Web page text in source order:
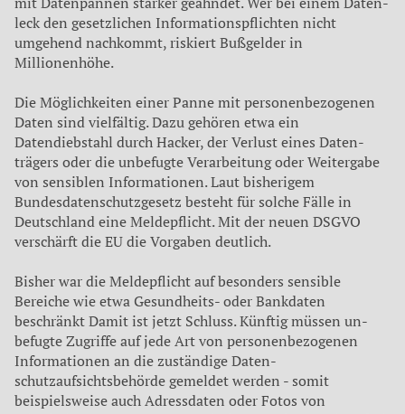
leck den gesetzlichen Informati­onspflichten nicht
umgehend nachkommt, riskiert Bußgelder in
Millionenhöhe.
Die Möglichkeiten einer Panne mit personenbezogenen
Da­ten sind vielfältig. Dazu gehören etwa ein
Datendiebstahl durch Hacker, der Verlust eines Daten­
trägers oder die unbefugte Verar­beitung oder Weitergabe
von sensiblen Informationen. Laut bisherigem
Bundesdatenschutz­gesetz besteht für solche Fälle in
Deutschland eine Meldepflicht. Mit der neuen DSGVO
verschärft die EU die Vorgaben deutlich.
Bisher war die Meldepflicht auf besonders sensible
Bereiche wie etwa Gesundheits- oder Bankdaten
beschränkt Damit ist jetzt Schluss. Künftig müssen un­
befugte Zugriffe auf jede Art von personenbezogenen
Informatio­nen an die zuständige Daten­
schutzaufsichtsbehörde gemel­det werden - somit
beispielswei­se auch Adressdaten oder Fotos von